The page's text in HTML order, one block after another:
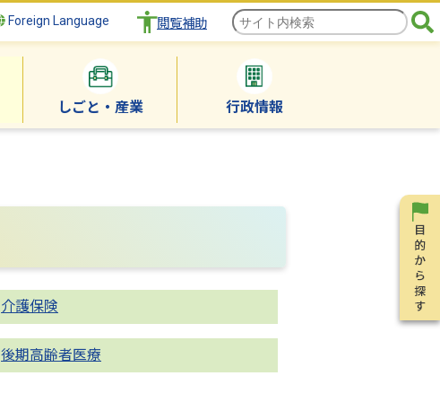
Foreign Language 閲覧補助
しごと・産業 行政情報
介護保険
後期高齢者医療